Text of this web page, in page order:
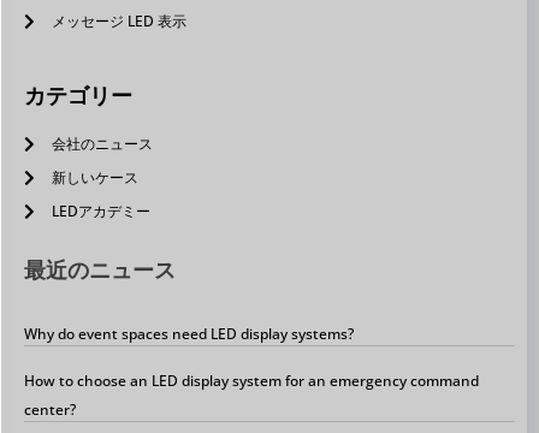
メッセージ LED 表示
カテゴリー
会社のニュース
新しいケース
LEDアカデミー
最近のニュース
Why do event spaces need LED display systems?
How to choose an LED display system for an emergency command
center?